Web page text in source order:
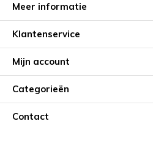
Meer informatie
Klantenservice
Mijn account
Categorieën
Contact